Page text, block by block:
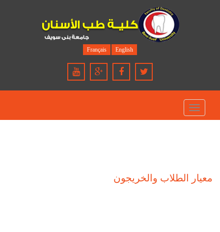
English
Français
Toggle
navigation
معيار الطلاب والخريجون